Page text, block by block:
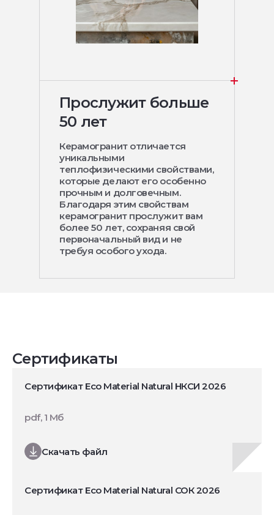
Прослужит больше
50 лет
Керамогранит отличается
уникальными
теплофизическими свойствами,
которые делают его особенно
прочным и долговечным.
Благодаря этим свойствам
керамогранит прослужит вам
более 50 лет, сохраняя свой
первоначальный вид и не
требуя особого ухода.
Сертификаты
Сертификат Eco Material Natural НКСИ 2026
Скачать файл
pdf, 1 Мб
Сертификат Eco Material Natural СОК 2026